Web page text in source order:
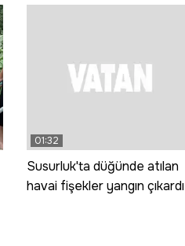
01:32
Susurluk'ta düğünde atılan
havai fişekler yangın çıkardı